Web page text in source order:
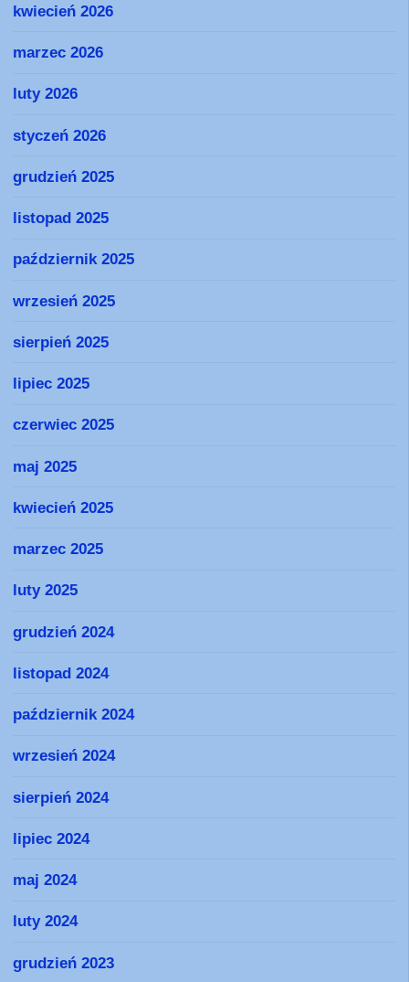
kwiecień 2026
marzec 2026
luty 2026
styczeń 2026
grudzień 2025
listopad 2025
październik 2025
wrzesień 2025
sierpień 2025
lipiec 2025
czerwiec 2025
maj 2025
kwiecień 2025
marzec 2025
luty 2025
grudzień 2024
listopad 2024
październik 2024
wrzesień 2024
sierpień 2024
lipiec 2024
maj 2024
luty 2024
grudzień 2023